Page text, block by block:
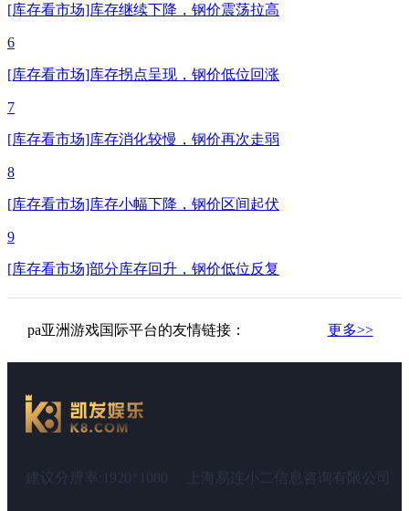
[库存看市场]库存继续下降，钢价震荡拉高
6
[库存看市场]库存拐点呈现，钢价低位回涨
7
[库存看市场]库存消化较慢，钢价再次走弱
8
[库存看市场]库存小幅下降，钢价区间起伏
9
[库存看市场]部分库存回升，钢价低位反复
pa亚洲游戏国际平台的友情链接： 更多>>
建议分辨率:1920*1080 上海易连小二信息咨询有限公司